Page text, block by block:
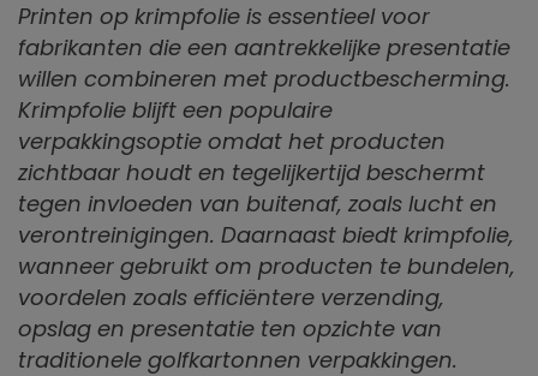
Printen op krimpfolie is essentieel voor
fabrikanten die een aantrekkelijke presentatie
willen combineren met productbescherming.
Krimpfolie blijft een populaire
verpakkingsoptie omdat het producten
zichtbaar houdt en tegelijkertijd beschermt
tegen invloeden van buitenaf, zoals lucht en
verontreinigingen. Daarnaast biedt krimpfolie,
wanneer gebruikt om producten te bundelen,
voordelen zoals efficiëntere verzending,
opslag en presentatie ten opzichte van
traditionele golfkartonnen verpakkingen.